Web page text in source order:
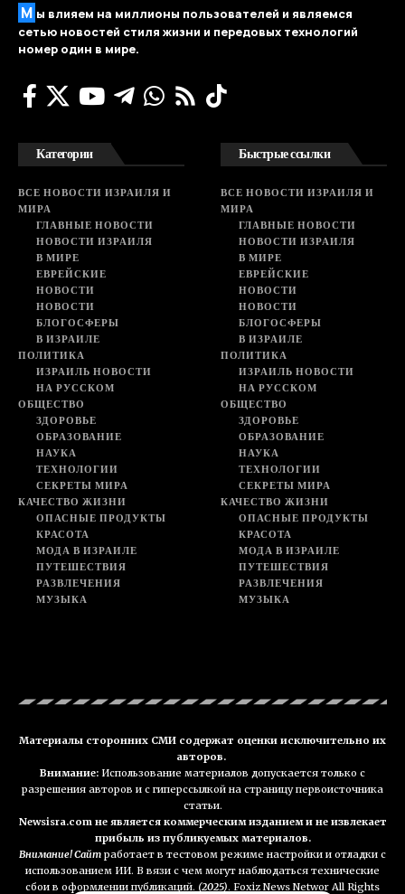
М ы влияем на миллионы пользователей и являемся
сетью новостей стиля жизни и передовых технологий
номер один в мире.
Категории
ВСЕ НОВОСТИ ИЗРАИЛЯ И
МИРА
ГЛАВНЫЕ НОВОСТИ
НОВОСТИ ИЗРАИЛЯ
В МИРЕ
ЕВРЕЙСКИЕ
НОВОСТИ
НОВОСТИ
БЛОГОСФЕРЫ
В ИЗРАИЛЕ
ПОЛИТИКА
ИЗРАИЛЬ НОВОСТИ
НА РУССКОМ
ОБЩЕСТВО
ЗДОРОВЬЕ
ОБРАЗОВАНИЕ
НАУКА
ТЕХНОЛОГИИ
СЕКРЕТЫ МИРА
КАЧЕСТВО ЖИЗНИ
ОПАСНЫЕ ПРОДУКТЫ
КРАСОТА
МОДА В ИЗРАИЛЕ
ПУТЕШЕСТВИЯ
РАЗВЛЕЧЕНИЯ
МУЗЫКА
Быстрые ссылки
ВСЕ НОВОСТИ ИЗРАИЛЯ И
МИРА
ГЛАВНЫЕ НОВОСТИ
НОВОСТИ ИЗРАИЛЯ
В МИРЕ
ЕВРЕЙСКИЕ
НОВОСТИ
НОВОСТИ
БЛОГОСФЕРЫ
В ИЗРАИЛЕ
ПОЛИТИКА
ИЗРАИЛЬ НОВОСТИ
НА РУССКОМ
ОБЩЕСТВО
ЗДОРОВЬЕ
ОБРАЗОВАНИЕ
НАУКА
ТЕХНОЛОГИИ
СЕКРЕТЫ МИРА
КАЧЕСТВО ЖИЗНИ
ОПАСНЫЕ ПРОДУКТЫ
КРАСОТА
МОДА В ИЗРАИЛЕ
ПУТЕШЕСТВИЯ
РАЗВЛЕЧЕНИЯ
МУЗЫКА
Материалы сторонних СМИ содержат оценки исключительно их
авторов.
Внимание: Использование материалов допускается только с
разрешения авторов и с гиперссылкой на страницу первоисточника
статьи.
Newsisra.com не является коммерческим изданием и не извлекает
прибыль из публикуемых материалов.
Внимание! Сайт работает в тестовом режиме настройки и отладки с
использованием ИИ. В вязи с чем могут наблюдаться технические
сбои в оформлении публикаций. (2025). Foxiz News Networ All Rights